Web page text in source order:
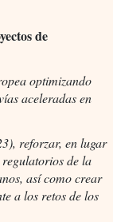
de
optimizando
aceleradas en
reforzar, en lugar
de la
así como crear
a los retos de los